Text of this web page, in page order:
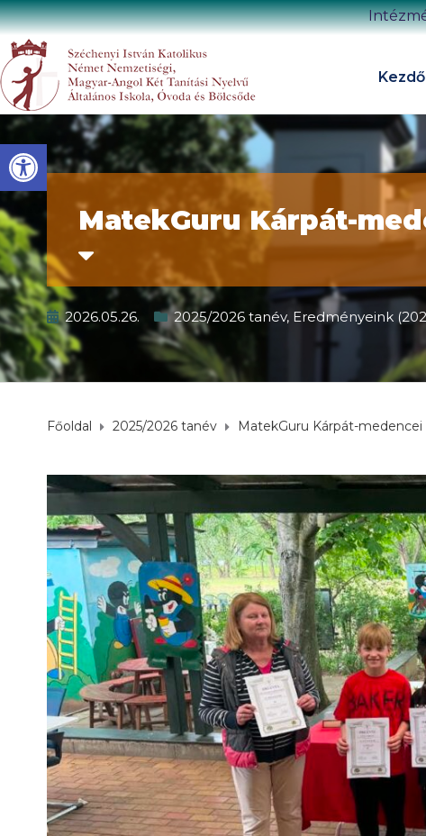
MatekGuru Kárpát-
2026.05.26. 2025/2026 tanév, Eredményeink
Főoldal 2025/2026 tanév MatekGuru Kárpát-
Eszköztár megnyitása